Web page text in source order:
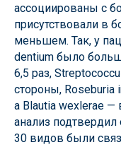
ассоциированы с
присутствовали в
меньшем. Так, у
dentium было
6,5 раз,
стороны,
а Blautia wexlerae —
анализ
30 видов были